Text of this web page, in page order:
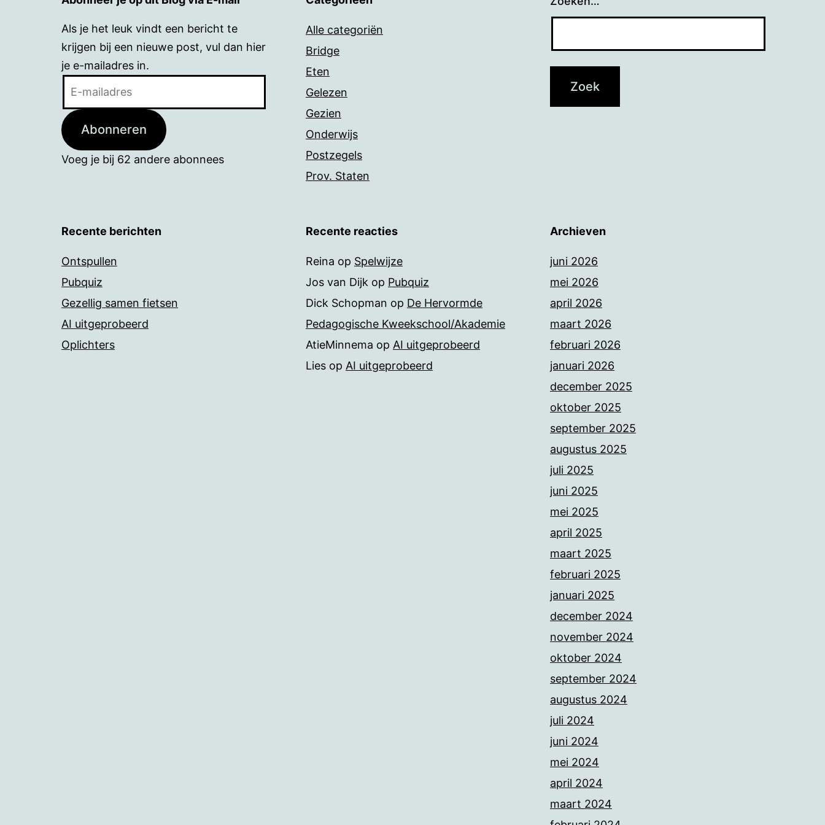
Als je het leuk vindt een bericht te
krijgen bij een nieuwe post, vul dan hier
je e-mailadres in.
Abonneren
Voeg je bij 62 andere abonnees
Alle categoriën
Bridge
Eten
Gelezen
Gezien
Onderwijs
Postzegels
Prov. Staten
Recente berichten
Ontspullen
Pubquiz
Gezellig samen fietsen
AI uitgeprobeerd
Oplichters
Recente reacties
Reina op Spelwijze
Jos van Dijk op Pubquiz
Dick Schopman op De Hervormde
Pedagogische Kweekschool/Akademie
AtieMinnema op AI uitgeprobeerd
Lies op AI uitgeprobeerd
Archieven
juni 2026
mei 2026
april 2026
maart 2026
februari 2026
januari 2026
december 2025
oktober 2025
september 2025
augustus 2025
juli 2025
juni 2025
mei 2025
april 2025
maart 2025
februari 2025
januari 2025
december 2024
november 2024
oktober 2024
september 2024
augustus 2024
juli 2024
juni 2024
mei 2024
april 2024
maart 2024